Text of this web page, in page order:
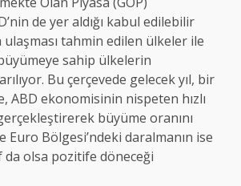
de yer aldığı kabul edilebilir
ulaşması tahmin edilen ülkeler ile
sahip ülkelerin
Bu çerçevede gelecek yıl, bir
ABD ekonomisinin nispeten hızlı
büyüme oranını
Euro Bölgesi’ndeki daralmanın ise
da olsa pozitife döneceği